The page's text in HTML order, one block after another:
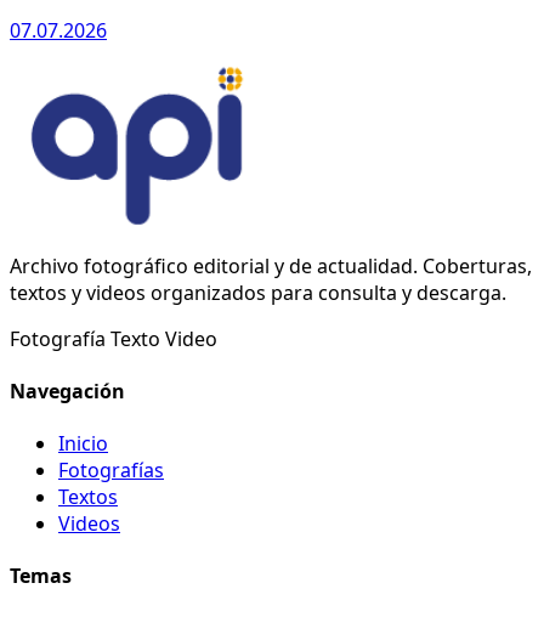
07.07.2026
Archivo fotográfico editorial y de actualidad. Coberturas,
textos y videos organizados para consulta y descarga.
Fotografía Texto Video
Navegación
Inicio
Fotografías
Textos
Videos
Temas